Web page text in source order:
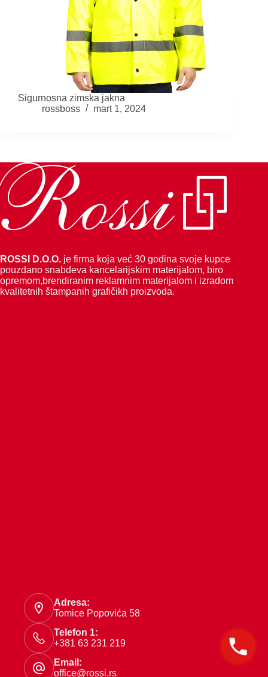
Sigurnosna zimska jakna
rossboss
mart 1, 2024
ROSSI D.O.O. je firma koja već 30 godina svoje kupce
pouzdano snabdeva kancelarijskim materijalom, biro
opremom,brendiranim reklamnim materijalom i izradom
kvalitetnih štampanih grafičikh proizvoda.
Adresa:
Tomice Popovića 58
Telefon 1:
+381 63 231 219
Email:
office@rossi.rs